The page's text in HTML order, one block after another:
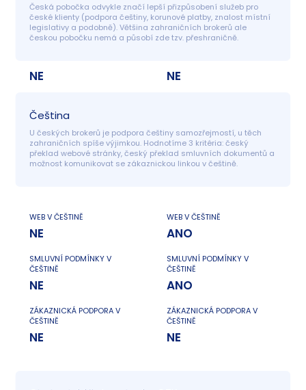
Česká pobočka odvykle značí lepší přizpůsobení služeb pro
české klienty (podpora češtiny, korunové platby, znalost místní
legislativy a podobně). Většina zahraničních brokerů ale
českou pobočku nemá a působí zde tzv. přeshraničně.
NE NE
Čeština
U českých brokerů je podpora češtiny samozřejmostí, u těch
zahraničních spíše výjimkou. Hodnotíme 3 kritéria: český
překlad webové stránky, český překlad smluvních dokumentů a
možnost komunikovat se zákaznickou linkou v češtině.
WEB V ČEŠTINĚ
NE
SMLUVNÍ PODMÍNKY V
ČEŠTINĚ
NE
ZÁKAZNICKÁ PODPORA V
ČEŠTINĚ
NE
WEB V ČEŠTINĚ
ANO
SMLUVNÍ PODMÍNKY V
ČEŠTINĚ
ANO
ZÁKAZNICKÁ PODPORA V
ČEŠTINĚ
NE